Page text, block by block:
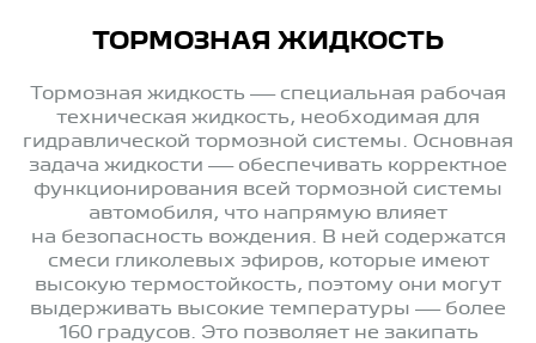
ТОРМОЗНАЯ ЖИДКОСТЬ
Тормозная жидкость — специальная рабочая
техническая жидкость, необходимая для
гидравлической тормозной системы. Основная
задача жидкости — обеспечивать корректное
функционирования всей тормозной системы
автомобиля, что напрямую влияет
на безопасность вождения. В ней содержатся
смеси гликолевых эфиров, которые имеют
высокую термостойкость, поэтому они могут
выдерживать высокие температуры — более
160 градусов. Это позволяет не закипать